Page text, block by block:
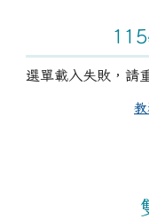
選單載入失敗，請